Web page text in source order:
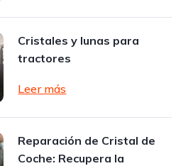
Cristales y lunas para
tractores
Leer más
Reparación de Cristal de
Coche: Recupera la